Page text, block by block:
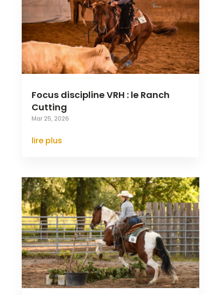
Focus discipline VRH : le Ranch
Cutting
Mar 25, 2026
lire plus